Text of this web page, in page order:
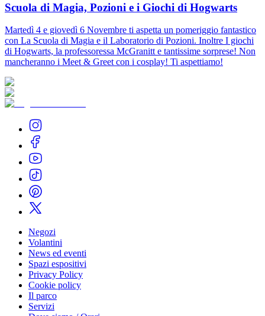
Scuola di Magia, Pozioni e i Giochi di Hogwarts
Martedì 4 e giovedì 6 Novembre ti aspetta un pomeriggio fantastico
con La Scuola di Magia e il Laboratorio di Pozioni. Inoltre I giochi
di Hogwarts, la professoressa McGranitt e tantissime sorprese! Non
mancheranno i Meet & Greet con i cosplay! Ti aspettiamo!
Negozi
Volantini
News ed eventi
Spazi espositivi
Privacy Policy
Cookie policy
Il parco
Servizi